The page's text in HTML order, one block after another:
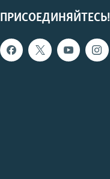
ПРИСОЕДИНЯЙТЕСЬ!